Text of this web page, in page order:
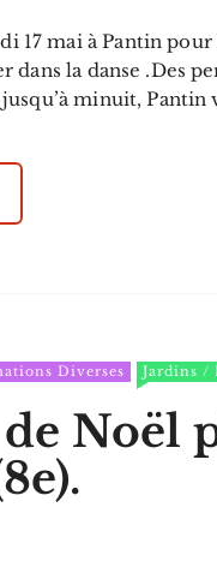
17 mai à Pantin pour
dans la danse .Des
minuit,
Diverses Jardins /
Noël